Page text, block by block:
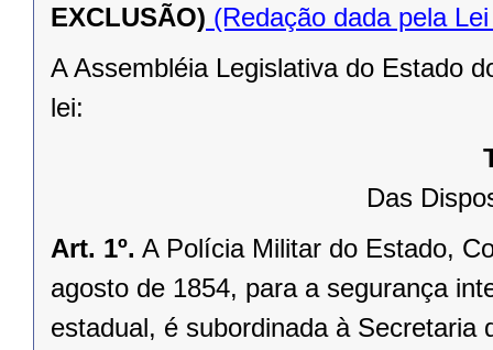
EXCLUSÃO) (Redação dada pela
A Assembléia Legislativa do Estado
lei:
Das
Art. 1º. A Polícia Militar do Estado,
agosto de 1854, para a segurança
estadual, é subordinada à